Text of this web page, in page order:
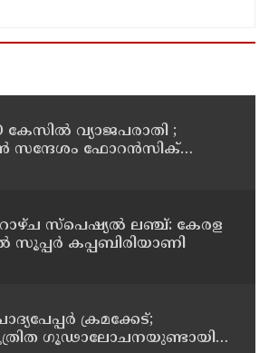
കേസിൽ വ്യാജപരാതി ;
ഫോറൻസിക്
സ്പെഷ്യൽ ലഞ്ച്: കേരള
സൂപ്പർ കപ്പബിരിയാണി
ക്രമക്കേട്;
ഗൂഢാലോചനയുണ്ടായി;